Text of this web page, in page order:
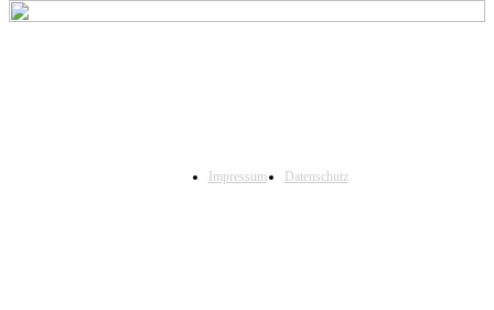
Impressum Datenschutz